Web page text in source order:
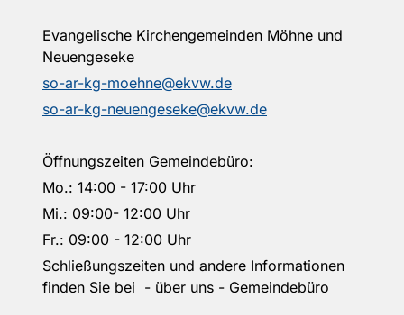
Evangelische Kirchengemeinden Möhne und
Neuengeseke
so-ar-kg-moehne@ekvw.de
so-ar-kg-neuengeseke@ekvw.de
Öffnungszeiten Gemeindebüro:
Mo.: 14:00 - 17:00 Uhr
Mi.: 09:00- 12:00 Uhr
Fr.: 09:00 - 12:00 Uhr
Schließungszeiten und andere Informationen
finden Sie bei - über uns - Gemeindebüro